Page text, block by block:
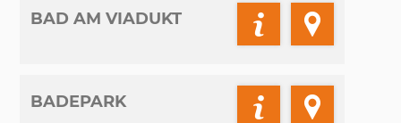
BAD AM VIADUKT
BADEPARK